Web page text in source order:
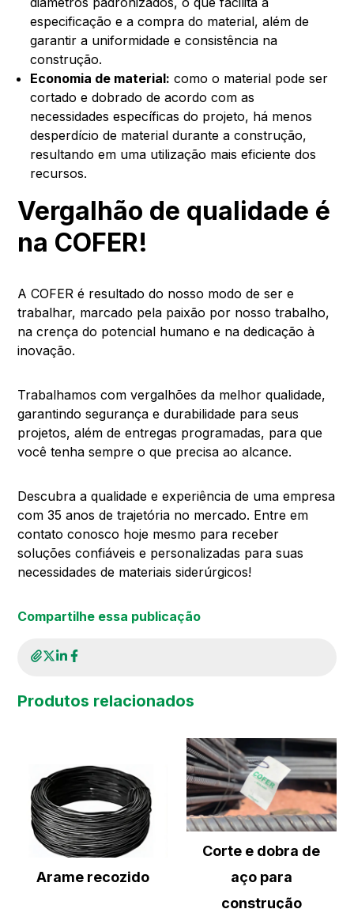
especificação e a compra do material, além de
garantir a uniformidade e consistência na
construção.
Economia de material: como o material pode ser
cortado e dobrado de acordo com as
necessidades específicas do projeto, há menos
desperdício de material durante a construção,
resultando em uma utilização mais eficiente dos
recursos.
Vergalhão de qualidade é
na COFER!
A COFER é resultado do nosso modo de ser e
trabalhar, marcado pela paixão por nosso trabalho,
na crença do potencial humano e na dedicação à
inovação.
Trabalhamos com vergalhões da melhor qualidade,
garantindo segurança e durabilidade para seus
projetos, além de entregas programadas, para que
você tenha sempre o que precisa ao alcance.
Descubra a qualidade e experiência de uma empresa
com 35 anos de trajetória no mercado. Entre em
contato conosco hoje mesmo para receber
soluções confiáveis e personalizadas para suas
necessidades de materiais siderúrgicos!
Compartilhe essa publicação
Produtos relacionados
Arame recozido
Corte e dobra de
aço para
construção